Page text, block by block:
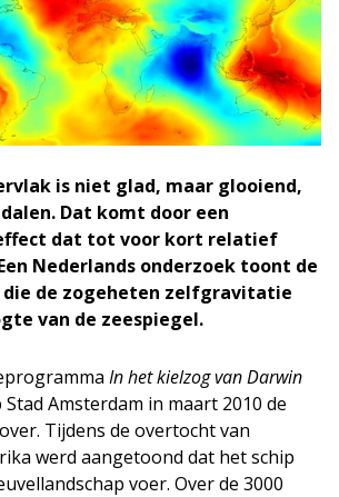
is niet glad, maar glooiend,
Dat komt door een
dat tot voor kort relatief
Nederlands onderzoek toont de
de zogeheten zelfgravitatie
van de zeespiegel.
In het kielzog van Darwin
Amsterdam in maart 2010 de
Tijdens de overtocht van
werd aangetoond dat het schip
voer. Over de 3000